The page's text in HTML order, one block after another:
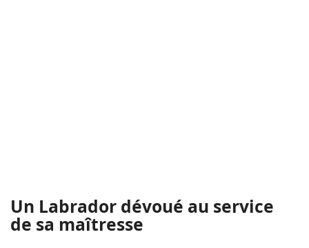
Un Labrador dévoué au service
de sa maîtresse